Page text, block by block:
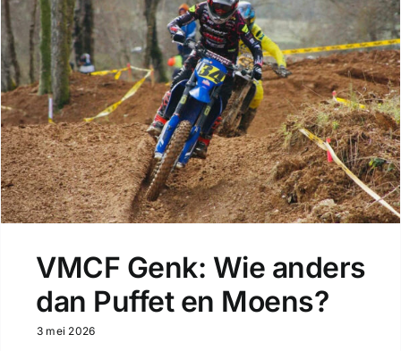
VMCF Genk: Wie anders
dan Puffet en Moens?
3 mei 2026